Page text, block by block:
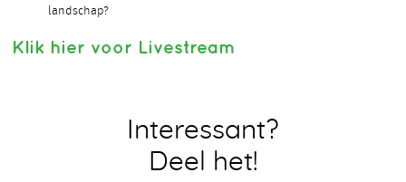
landschap?
Klik hier voor Livestream
Interessant?
Deel het!